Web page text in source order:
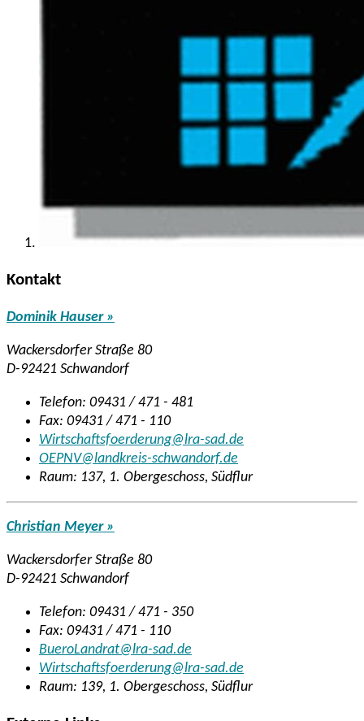
Kontakt
Dominik Hauser »
Wackersdorfer Straße 80
D-92421 Schwandorf
Telefon: 09431 / 471 - 481
Fax: 09431 / 471 - 110
Wirtschaftsfoerderung@lra-sad.de
OEPNV@landkreis-schwandorf.de
Raum: 137, 1. Obergeschoss, Südflur
Christian Meyer »
Wackersdorfer Straße 80
D-92421 Schwandorf
Telefon: 09431 / 471 - 350
Fax: 09431 / 471 - 110
BueroLandrat@lra-sad.de
Wirtschaftsfoerderung@lra-sad.de
Raum: 139, 1. Obergeschoss, Südflur